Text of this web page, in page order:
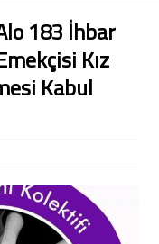
183 İhbar
Kız
Kabul